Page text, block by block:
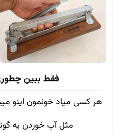
فقط ببین
هر کسی میاد خونمون اینو
مثل آب خوردن یه